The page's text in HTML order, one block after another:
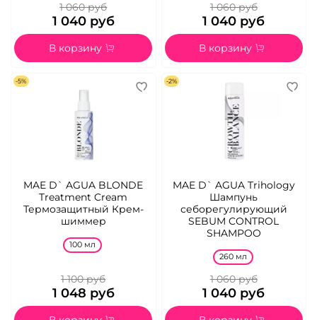
1 060 руб
1 040 руб
В корзину
1 060 руб
1 040 руб
В корзину
-5%
MAE D` AGUA BLONDE
Treatment Cream
Термозащитный Крем-
шиммер
100 мл
1 100 руб
1 048 руб
-2%
MAE D` AGUA Trihology
Шампунь
себорегулирующий
SEBUM CONTROL
SHAMPOO
260 мл
1 060 руб
1 040 руб